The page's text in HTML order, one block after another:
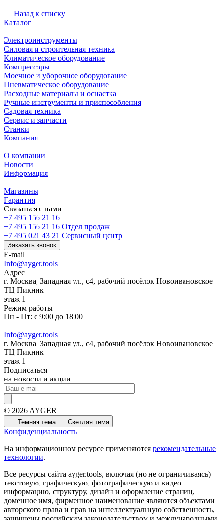
Назад к списку
Каталог
Электроинструменты
Силовая и строительная техника
Климатическое оборудование
Компрессоры
Моечное и уборочное оборудование
Пневматическое оборудование
Расходные материалы и оснастка
Ручные инструменты и приспособления
Садовая техника
Сервис и запчасти
Станки
Компания
О компании
Новости
Информация
Магазины
Гарантия
Связаться с нами
+7 495 156 21 16
+7 495 156 21 16 Отдел продаж
+7 495 021 43 21 Cервисный центр
Заказать звонок
E-mail
Info@ayger.tools
Адрес
г. Москва, Западная ул., с4, рабочий посёлок Новоивановское
ТЦ Пикник
этаж 1
Режим работы
Пн - Пт: с 9:00 до 18:00
Info@ayger.tools
г. Москва, Западная ул., с4, рабочий посёлок Новоивановское
ТЦ Пикник
этаж 1
Подписаться
на новости и акции
© 2026 AYGER
Темная тема Светлая тема
Конфиденциальность
На информационном ресурсе применяются рекомендательные
технологии.
Все ресурсы сайта ayger.tools, включая (но не ограничиваясь)
текстовую, графическую, фотографическую и видео
информацию, структуру, дизайн и оформление страниц,
доменное имя, фирменное наименование являются объектами
авторского права и прав на интеллектуальную собственность,
защищены российским законодательством и международными